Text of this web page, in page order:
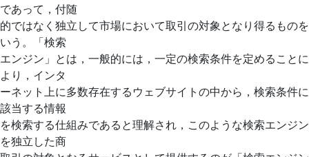
であって，付随
的ではなく独立して市場において取引の対象となり得るものを
いう。「検索
エンジン」とは，一般的には，一定の検索条件を定めることに
より，インタ
ーネット上に多数存在するウェブサイトの中から，検索条件に
該当する情報
を検索する仕組みであると理解され，このような検索エンジン
を独立した商